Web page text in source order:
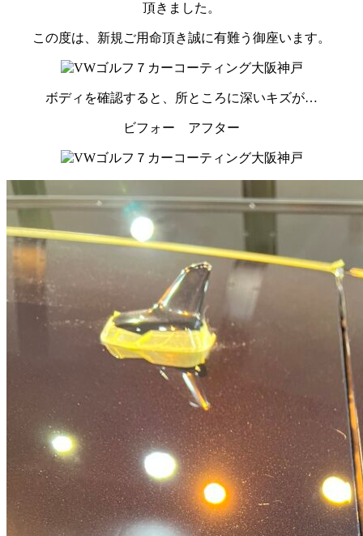
頂きました。
この度は、新規ご用命頂き誠に有難う御座います。
ボディを確認すると、所ところに深いキズが…
ビフォー アフター